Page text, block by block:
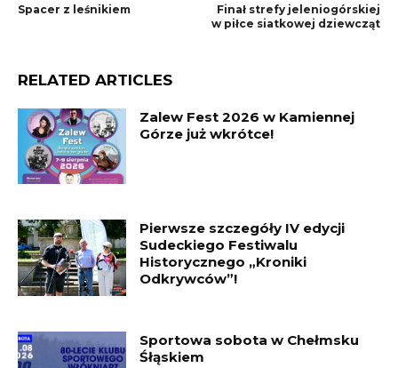
Spacer z leśnikiem
Finał strefy jeleniogórskiej
w piłce siatkowej dziewcząt
RELATED ARTICLES
Zalew Fest 2026 w Kamiennej
Górze już wkrótce!
Pierwsze szczegóły IV edycji
Sudeckiego Festiwalu
Historycznego „Kroniki
Odkrywców”!
Sportowa sobota w Chełmsku
Śłąskiem